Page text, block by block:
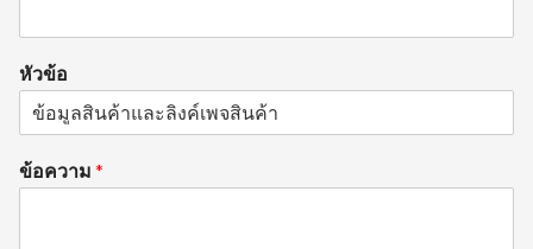
หัวข้อ
ข้อความ *